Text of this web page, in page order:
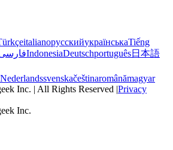
italianoрусскийукраїнськаTiếng
IndonesiaDeutschportuguês日本語
Nederlandssvenskačeštinaromânămagyar
Inc. | All Rights Reserved |Privacy
Inc.